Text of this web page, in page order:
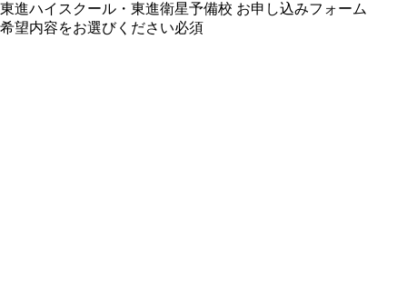
東進ハイスクール・東進衛星予備校 お申し込みフォーム
希望内容をお選びください必須